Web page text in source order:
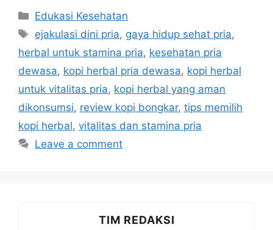
Categories
Edukasi Kesehatan
Tags
ejakulasi dini pria, gaya hidup sehat pria,
herbal untuk stamina pria, kesehatan pria
dewasa, kopi herbal pria dewasa, kopi herbal
untuk vitalitas pria, kopi herbal yang aman
dikonsumsi, review kopi bongkar, tips memilih
kopi herbal, vitalitas dan stamina pria
Leave a comment
TIM REDAKSI